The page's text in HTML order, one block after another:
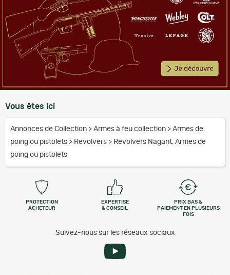
Vous êtes ici
Annonces de Collection > Armes à feu collection > Armes de
poing ou pistolets > Revolvers > Revolvers Nagant, Armes de
poing ou pistolets
PROTECTION
ACHETEUR
EXPERTISE
& CONSEIL
PRIX BAS &
PAIEMENT EN PLUSIEURS
FOIS
Suivez-nous sur les réseaux sociaux